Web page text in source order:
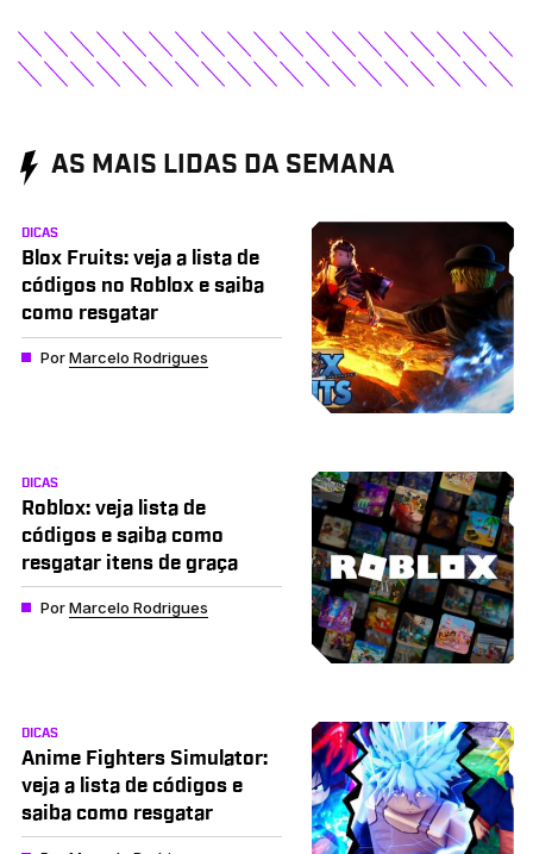
AS MAIS LIDAS DA SEMANA
DICAS
Blox Fruits: veja a lista de
códigos no Roblox e saiba
como resgatar
PorMarcelo Rodrigues
DICAS
Roblox: veja lista de
códigos e saiba como
resgatar itens de graça
PorMarcelo Rodrigues
DICAS
Anime Fighters Simulator:
veja a lista de códigos e
saiba como resgatar